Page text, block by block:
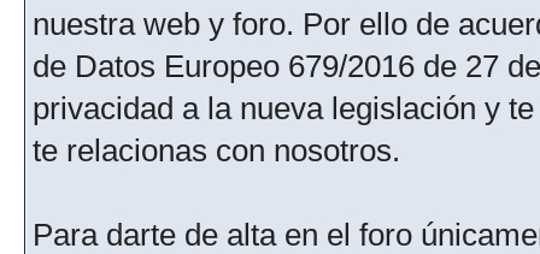
nuestra web y foro. Por ello de
de Datos Europeo 679/2016 de 27
privacidad a la nueva legislación y
te relacionas con nosotros.
Para darte de alta en el foro